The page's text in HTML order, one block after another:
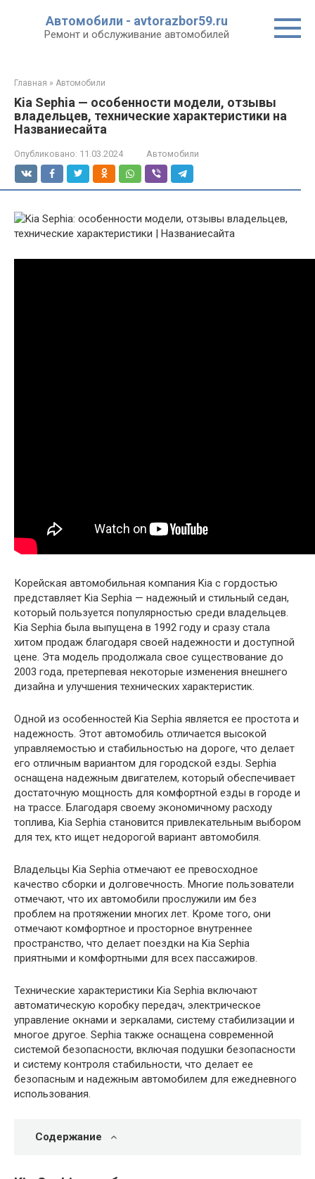
Автомобили - avtorazbor59.ru
Ремонт и обслуживание автомобилей
Главная » Автомобили
Kia Sephia — особенности модели, отзывы
владельцев, технические характеристики на
Названиесайта
Опубликовано: 11.03.2024 Автомобили
Корейская автомобильная компания Kia с гордостью
представляет Kia Sephia — надежный и стильный седан,
который пользуется популярностью среди владельцев.
Kia Sephia была выпущена в 1992 году и сразу стала
хитом продаж благодаря своей надежности и доступной
цене. Эта модель продолжала свое существование до
2003 года, претерпевая некоторые изменения внешнего
дизайна и улучшения технических характеристик.
Одной из особенностей Kia Sephia является ее простота и
надежность. Этот автомобиль отличается высокой
управляемостью и стабильностью на дороге, что делает
его отличным вариантом для городской езды. Sephia
оснащена надежным двигателем, который обеспечивает
достаточную мощность для комфортной езды в городе и
на трассе. Благодаря своему экономичному расходу
топлива, Kia Sephia становится привлекательным выбором
для тех, кто ищет недорогой вариант автомобиля.
Владельцы Kia Sephia отмечают ее превосходное
качество сборки и долговечность. Многие пользователи
отмечают, что их автомобили прослужили им без
проблем на протяжении многих лет. Кроме того, они
отмечают комфортное и просторное внутреннее
пространство, что делает поездки на Kia Sephia
приятными и комфортными для всех пассажиров.
Технические характеристики Kia Sephia включают
автоматическую коробку передач, электрическое
управление окнами и зеркалами, систему стабилизации и
многое другое. Sephia также оснащена современной
системой безопасности, включая подушки безопасности
и систему контроля стабильности, что делает ее
безопасным и надежным автомобилем для ежедневного
использования.
Содержание